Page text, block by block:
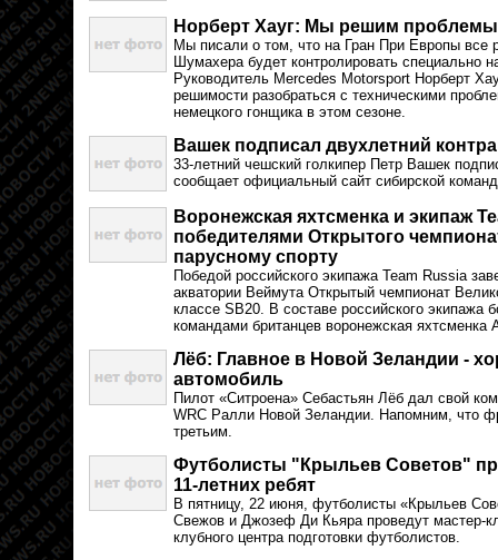
Норберт Хауг: Мы решим
Мы писали о том, что на Гран При Европы все
Шумахера будет контролировать специально
Руководитель Mercedes Motorsport Норберт
решимости разобраться с техническими
немецкого гонщика в этом сезоне.
Вашек подписал двухлетний
33-летний чешский голкипер Петр Вашек
сообщает официальный сайт сибирской
Воронежская яхтсменка и экипаж
победителями Открытого
парусному спорту
Победой российского экипажа Team Russia
акватории Веймута Открытый чемпионат
классе SB20. В составе российского экипажа
командами британцев воронежская яхтсменка
Лёб: Главное в Новой Зеландии -
автомобиль
Пилот «Ситроена» Себастьян Лёб дал свой
WRC Ралли Новой Зеландии. Напомним, что
третьим.
Футболисты "Крыльев Советов"
11-летних ребят
В пятницу, 22 июня, футболисты «Крыльев
Свежов и Джозеф Ди Кьяра проведут мастер-
клубного центра подготовки футболистов.